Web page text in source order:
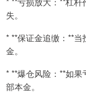
失。
* **保证金追缴：**
金。
* **爆仓风险：**如
部本金。